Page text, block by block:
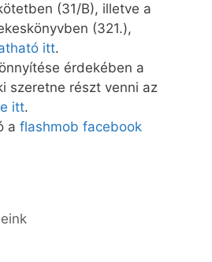
(31/B), illetve a
(321.),
itt.
érdekében a
szeretne részt venni az
itt.
a flashmob facebook